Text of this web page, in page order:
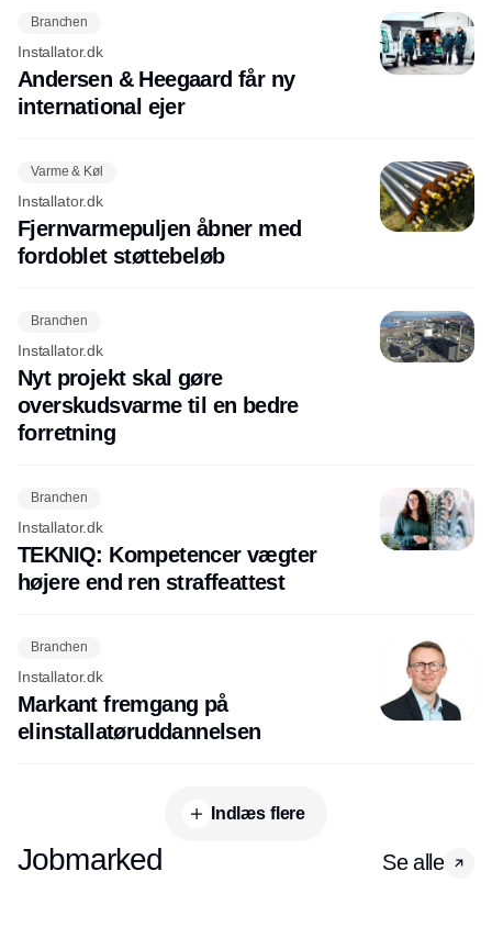
Branchen
Installator.dk
Andersen & Heegaard får ny
international ejer
Varme & Køl
Installator.dk
Fjernvarmepuljen åbner med
fordoblet støttebeløb
Branchen
Installator.dk
Nyt projekt skal gøre
overskudsvarme til en bedre
forretning
Branchen
Installator.dk
TEKNIQ: Kompetencer vægter
højere end ren straffeattest
Branchen
Installator.dk
Markant fremgang på
elinstallatøruddannelsen
Indlæs flere
Jobmarked Se alle